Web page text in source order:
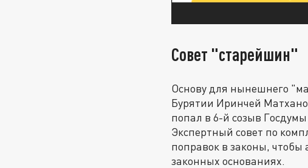
Совет "старейшин"
Основу для нынешнего
Бурятии Иринчей
попал в 6-й созыв
Экспертный совет по
поправок в законы,
законных основаниях.